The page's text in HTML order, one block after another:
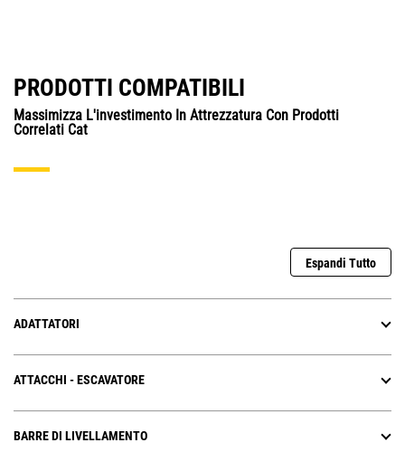
PRODOTTI COMPATIBILI
Massimizza L'investimento In Attrezzatura Con Prodotti
Correlati Cat
Espandi Tutto
ADATTATORI
ATTACCHI - ESCAVATORE
BARRE DI LIVELLAMENTO